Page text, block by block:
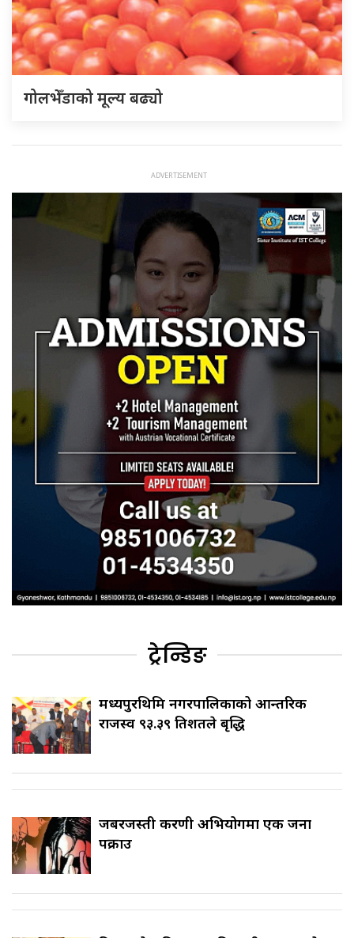
गोलभेँडाको मूल्य बढ्यो
ट्रेन्डिङ
मध्यपुरथिमि नगरपालिकाको आन्तरिक
राजस्व ९३.३९ प्रतिशतले बृद्धि
जबरजस्ती करणी अभियोगमा एक जना
पक्राउ